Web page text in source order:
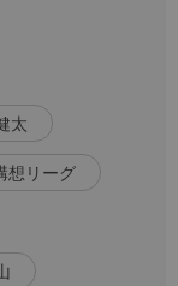
太
想リーグ